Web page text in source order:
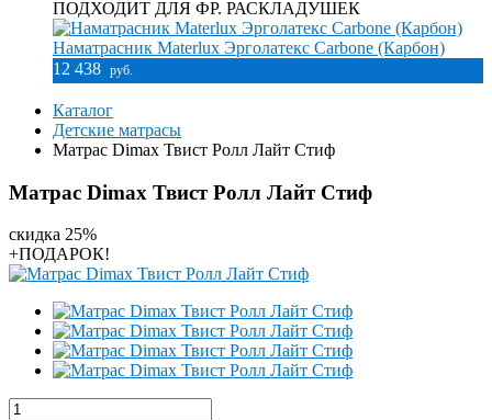
ПОДХОДИТ ДЛЯ ФР. РАСКЛАДУШЕК
Наматрасник Materlux Эрголатекс Carbone (Карбон)
12 438 руб.
Каталог
Детские матрасы
Матрас Dimax Твист Ролл Лайт Стиф
Матрас Dimax Твист Ролл Лайт Стиф
скидка 25%
+ПОДАРОК!